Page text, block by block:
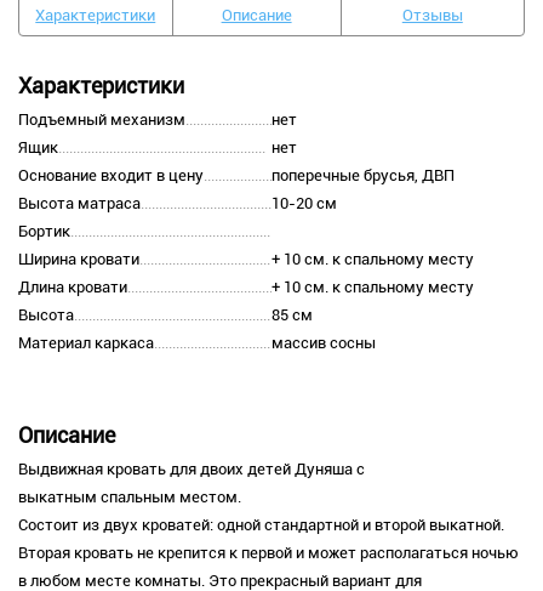
Характеристики Описание Отзывы
Характеристики
Подъемный механизм
нет
Ящик
нет
Основание входит в цену
поперечные брусья, ДВП
Высота матраса
10-20 см
Бортик
Ширина кровати
+ 10 см. к спальному месту
Длина кровати
+ 10 см. к спальному месту
Высота
85 см
Материал каркаса
массив сосны
Описание
Выдвижная кровать для двоих детей Дуняша с
выкатным спальным местом.
Состоит из двух кроватей: одной стандартной и второй выкатной.
Вторая кровать не крепится к первой и может располагаться ночью
в любом месте комнаты. Это прекрасный вариант для